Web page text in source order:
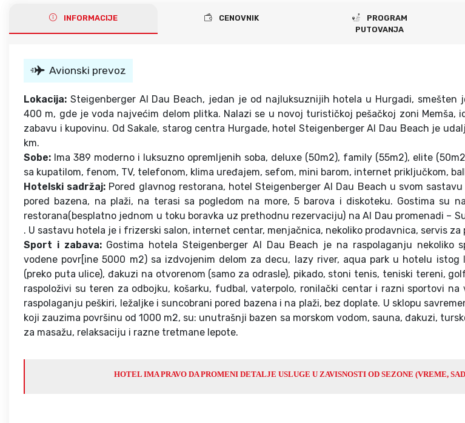
INFORMACIJE CENOVNIK
PROGRAM
PUTOVANJA
Avionski prevoz
Lokacija: Steigenberger Al Dau Beach, jedan je od najluksuznijih hotela u Hurgadi, smešten
400 m, gde je voda najvećim delom plitka. Nalazi se u novoj turističkoj pešačkoj zoni Memša,
zabavu i kupovinu. Od Sakale, starog centra Hurgade, hotel Steigenberger Al Dau Beach je
km.
Sobe: Ima 389 moderno i luksuzno opremljenih soba, deluxe (50m2), family (55m2), elite
sa kupatilom, fenom, TV, telefonom, klima uređajem, sefom, mini barom, internet priključkom,
Hotelski sadržaj: Pored glavnog restorana, hotel Steigenberger Al Dau Beach u svom
pored bazena, na plaži, na terasi sa pogledom na more, 5 barova i diskoteku. Gostima su
restorana(besplatno jednom u toku boravka uz prethodnu rezervaciju) na Al Dau promenadi –
. U sastavu hotela je i frizerski salon, internet centar, menjačnica, nekoliko prodavnica, servis za
Sport i zabava: Gostima hotela Steigenberger Al Dau Beach je na raspolaganju nekoliko
vodene povr[ine 5000 m2) sa izdvojenim delom za decu, lazy river, aqua park u hotelu istog
(preko puta ulice), đakuzi na otvorenom (samo za odrasle), pikado, stoni tenis, teniski tereni,
raspoloživi su teren za odbojku, košarku, fudbal, vaterpolo, ronilački centar i razni sportovi na
raspolaganju peškiri, ležaljke i suncobrani pored bazena i na plaži, bez doplate. U sklopu
koji zauzima površinu od 1000 m2, su: unutrašnji bazen sa morskom vodom, sauna, đakuzi,
za masažu, relaksaciju i razne tretmane lepote.
HOTEL IMA PRAVO DA PROMENI DETALJE USLUGE U ZAVISNOSTI OD SEZONE (VREME,